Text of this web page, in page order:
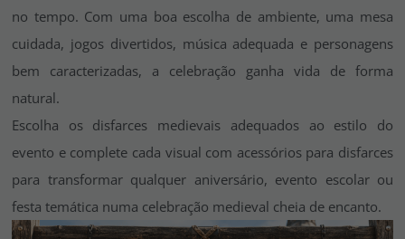
no tempo. Com uma boa escolha de ambiente, uma mesa
cuidada, jogos divertidos, música adequada e personagens
bem caracterizadas, a celebração ganha vida de forma
natural.
Escolha os disfarces medievais adequados ao estilo do
evento e complete cada visual com acessórios para disfarces
para transformar qualquer aniversário, evento escolar ou
festa temática numa celebração medieval cheia de encanto.